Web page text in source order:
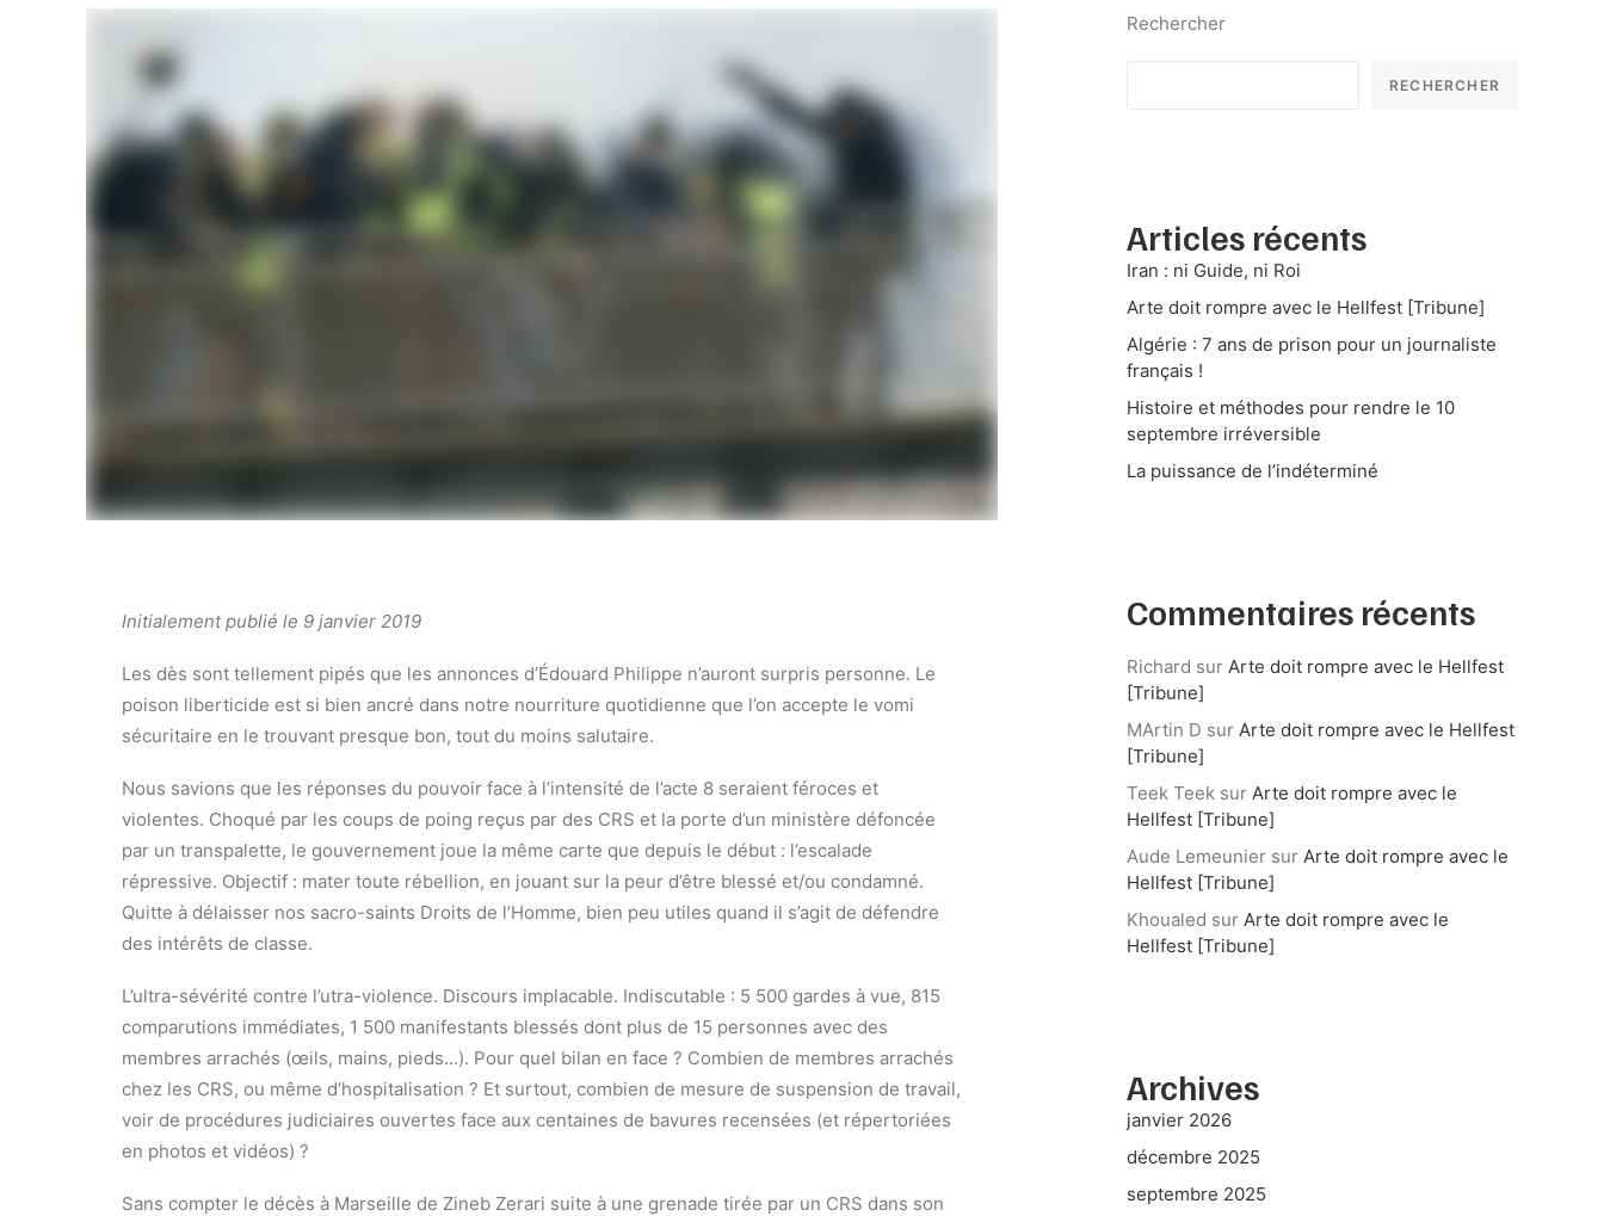
Initialement publié le 9 janvier 2019
Les dès sont tellement pipés que les annonces d’Édouard Philippe n’auront surpris personne. Le
poison liberticide est si bien ancré dans notre nourriture quotidienne que l’on accepte le vomi
sécuritaire en le trouvant presque bon, tout du moins salutaire.
Nous savions que les réponses du pouvoir face à l’intensité de l’acte 8 seraient féroces et
violentes. Choqué par les coups de poing reçus par des CRS et la porte d’un ministère défoncée
par un transpalette, le gouvernement joue la même carte que depuis le début : l’escalade
répressive. Objectif : mater toute rébellion, en jouant sur la peur d’être blessé et/ou condamné.
Quitte à délaisser nos sacro-saints Droits de l’Homme, bien peu utiles quand il s’agit de défendre
des intérêts de classe.
L’ultra-sévérité contre l’utra-violence. Discours implacable. Indiscutable : 5 500 gardes à vue, 815
comparutions immédiates, 1 500 manifestants blessés dont plus de 15 personnes avec des
membres arrachés (œils, mains, pieds…). Pour quel bilan en face ? Combien de membres arrachés
chez les CRS, ou même d’hospitalisation ? Et surtout, combien de mesure de suspension de travail,
voir de procédures judiciaires ouvertes face aux centaines de bavures recensées (et répertoriées
en photos et vidéos) ?
Sans compter le décès à Marseille de Zineb Zerari suite à une grenade tirée par un CRS dans son
Rechercher
RECHERCHER
Articles récents
Iran : ni Guide, ni Roi
Arte doit rompre avec le Hellfest [Tribune]
Algérie : 7 ans de prison pour un journaliste
français !
Histoire et méthodes pour rendre le 10
septembre irréversible
La puissance de l’indéterminé
Commentaires récents
Richard sur Arte doit rompre avec le Hellfest
[Tribune]
MArtin D sur Arte doit rompre avec le Hellfest
[Tribune]
Teek Teek sur Arte doit rompre avec le
Hellfest [Tribune]
Aude Lemeunier sur Arte doit rompre avec le
Hellfest [Tribune]
Khoualed sur Arte doit rompre avec le
Hellfest [Tribune]
Archives
janvier 2026
décembre 2025
septembre 2025